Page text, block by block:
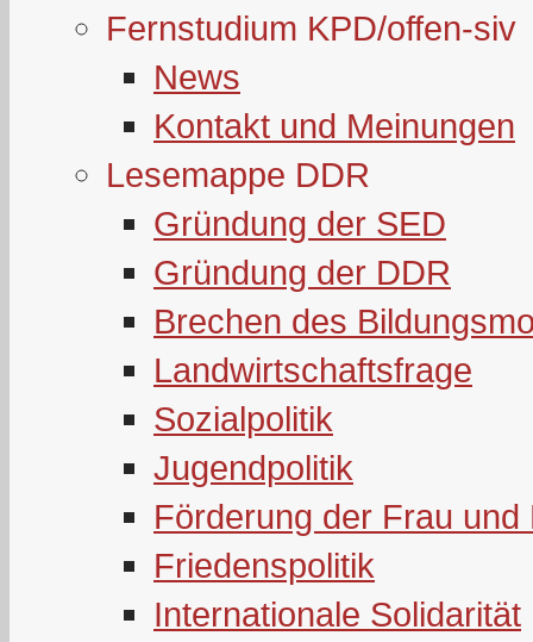
Fernstudium KPD/offen-siv
News
Kontakt und Meinungen
Lesemappe DDR
Gründung der SED
Gründung der DDR
Brechen des
Landwirtschaftsfrage
Sozialpolitik
Jugendpolitik
Förderung der Frau und
Friedenspolitik
Internationale Solidarität